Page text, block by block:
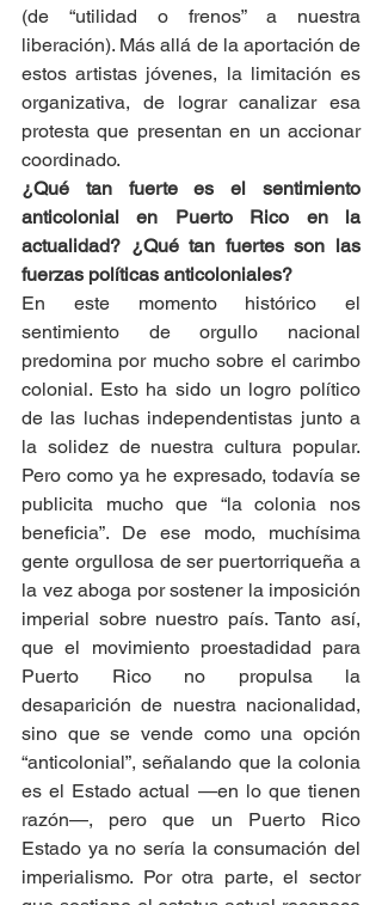
(de “utilidad o frenos” a nuestra
liberación). Más allá de la aportación de
estos artistas jóvenes, la limitación es
organizativa, de lograr canalizar esa
protesta que presentan en un accionar
coordinado.
¿Qué tan fuerte es el sentimiento
anticolonial en Puerto Rico en la
actualidad? ¿Qué tan fuertes son las
fuerzas políticas anticoloniales?
En este momento histórico el
sentimiento de orgullo nacional
predomina por mucho sobre el carimbo
colonial. Esto ha sido un logro político
de las luchas independentistas junto a
la solidez de nuestra cultura popular.
Pero como ya he expresado, todavía se
publicita mucho que “la colonia nos
beneficia”. De ese modo, muchísima
gente orgullosa de ser puertorriqueña a
la vez aboga por sostener la imposición
imperial sobre nuestro país. Tanto así,
que el movimiento proestadidad para
Puerto Rico no propulsa la
desaparición de nuestra nacionalidad,
sino que se vende como una opción
“anticolonial”, señalando que la colonia
es el Estado actual —en lo que tienen
razón—, pero que un Puerto Rico
Estado ya no sería la consumación del
imperialismo. Por otra parte, el sector